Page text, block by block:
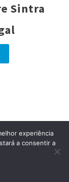
Sintra
experiência
a consentir a